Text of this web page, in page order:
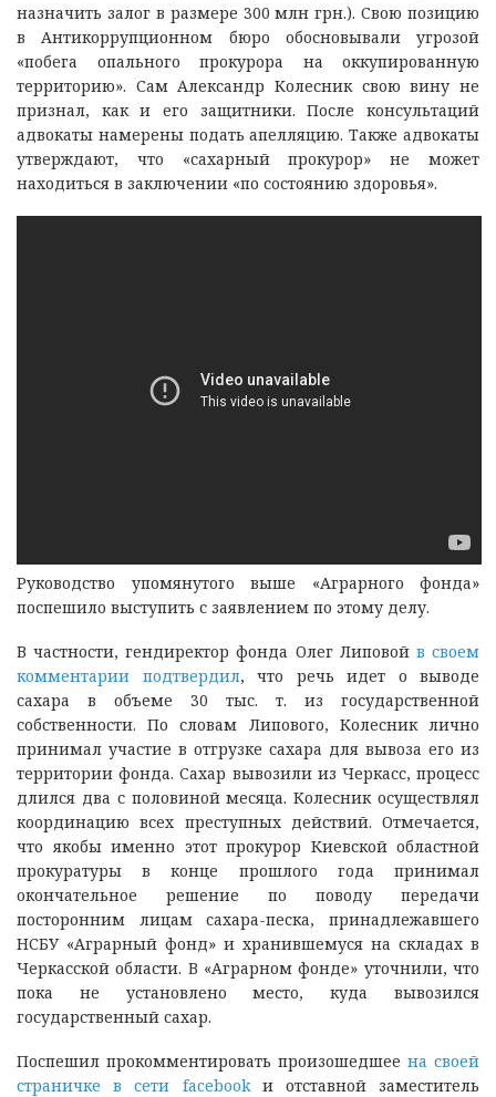
назначить залог в размере 300 млн грн.). Свою позицию
в Антикоррупционном бюро обосновывали угрозой
«побега опального прокурора на оккупированную
территорию». Сам Александр Колесник свою вину не
признал, как и его защитники. После консультаций
адвокаты намерены подать апелляцию. Также адвокаты
утверждают, что «сахарный прокурор» не может
находиться в заключении «по состоянию здоровья».
Руководство упомянутого выше «Аграрного фонда»
поспешило выступить с заявлением по этому делу.
В частности, гендиректор фонда Олег Липовой в своем
комментарии подтвердил, что речь идет о выводе
сахара в объеме 30 тыс. т. из государственной
собственности. По словам Липового, Колесник лично
принимал участие в отгрузке сахара для вывоза его из
территории фонда. Сахар вывозили из Черкасс, процесс
длился два с половиной месяца. Колесник осуществлял
координацию всех преступных действий. Отмечается,
что якобы именно этот прокурор Киевской областной
прокуратуры в конце прошлого года принимал
окончательное решение по поводу передачи
посторонним лицам сахара-песка, принадлежавшего
НСБУ «Аграрный фонд» и хранившемуся на складах в
Черкасской области. В «Аграрном фонде» уточнили, что
пока не установлено место, куда вывозился
государственный сахар.
Поспешил прокомментировать произошедшее на своей
страничке в сети facebookи отставной заместитель